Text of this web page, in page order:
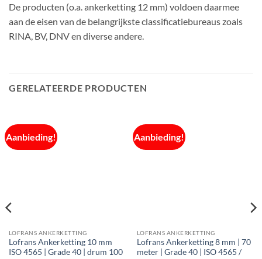
De producten (o.a. ankerketting 12 mm) voldoen daarmee
aan de eisen van de belangrijkste classificatiebureaus zoals
RINA, BV, DNV en diverse andere.
GERELATEERDE PRODUCTEN
Aanbieding!
LOFRANS ANKERKETTING
Lofrans Ankerketting 10 mm
ISO 4565 | Grade 40 | drum 100
Aanbieding!
LOFRANS ANKERKETTING
Lofrans Ankerketting 8 mm | 70
meter | Grade 40 | ISO 4565 /